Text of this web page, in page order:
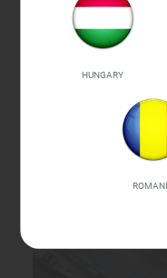
HUNGARY